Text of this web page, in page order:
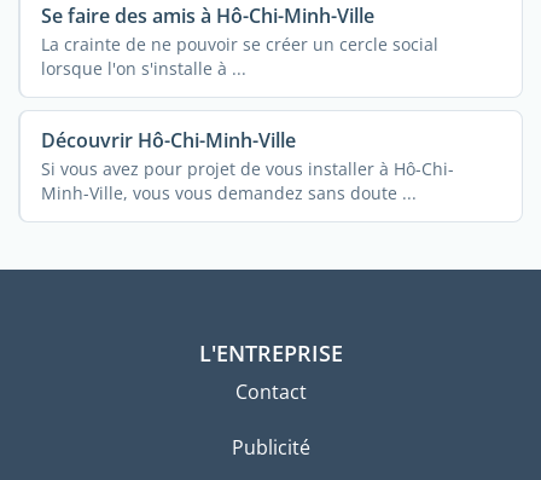
Se faire des amis à Hô-Chi-Minh-Ville
La crainte de ne pouvoir se créer un cercle social
lorsque l'on s'installe à ...
Découvrir Hô-Chi-Minh-Ville
Si vous avez pour projet de vous installer à Hô-Chi-
Minh-Ville, vous vous demandez sans doute ...
L'ENTREPRISE
Contact
Publicité